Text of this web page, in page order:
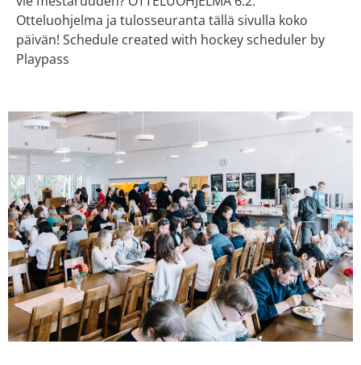
Otteluohjelma ja tulosseuranta tällä sivulla koko
päivän! Schedule created with hockey scheduler by
Playpass